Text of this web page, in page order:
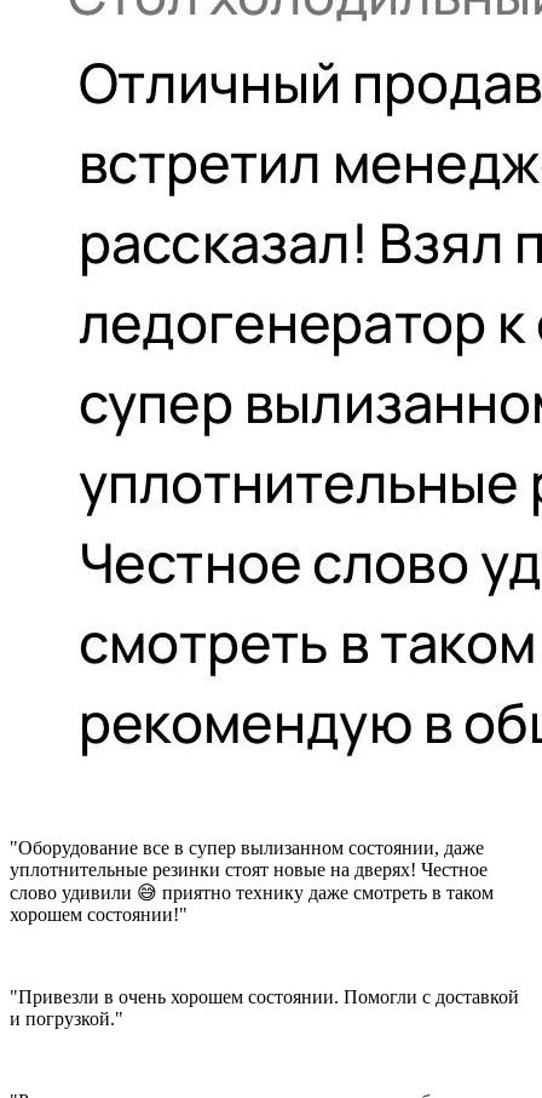
"Оборудование все в супер вылизанном состоянии, даже
уплотнительные резинки стоят новые на дверях! Честное
слово удивили 😅 приятно технику даже смотреть в таком
хорошем состоянии!"
"Привезли в очень хорошем состоянии. Помогли с доставкой
и погрузкой."